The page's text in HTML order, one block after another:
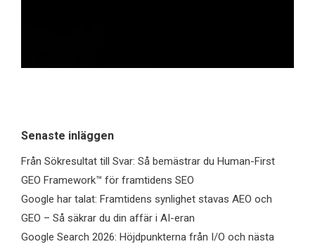
Senaste inläggen
Från Sökresultat till Svar: Så bemästrar du Human-First
GEO Framework™ för framtidens SEO
Google har talat: Framtidens synlighet stavas AEO och
GEO – Så säkrar du din affär i AI-eran
Google Search 2026: Höjdpunkterna från I/O och nästa